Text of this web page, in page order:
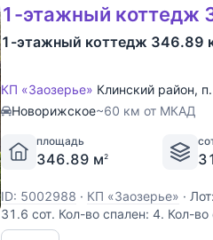
1-этажный коттедж
1-этажный коттедж 346.89
КП «Заозерье» Клинский район,
Новорижское~60 км от МКАД
площадь
346.89 м2
ID: 5002988 · КП «Заозерье» ·
31.6 cот. Кол-во спален: 4. Кол-
км от МКАД. Без комиссии для